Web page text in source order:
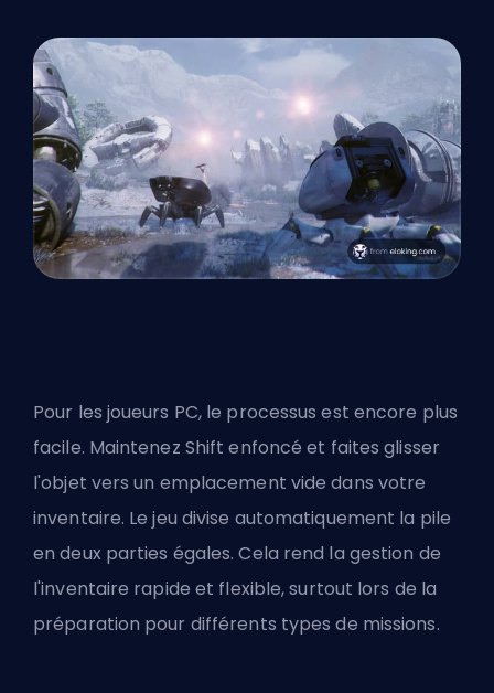
Pour les joueurs PC, le processus est encore plus
facile. Maintenez Shift enfoncé et faites glisser
l'objet vers un emplacement vide dans votre
inventaire. Le jeu divise automatiquement la pile
en deux parties égales. Cela rend la gestion de
l'inventaire rapide et flexible, surtout lors de la
préparation pour différents types de missions.